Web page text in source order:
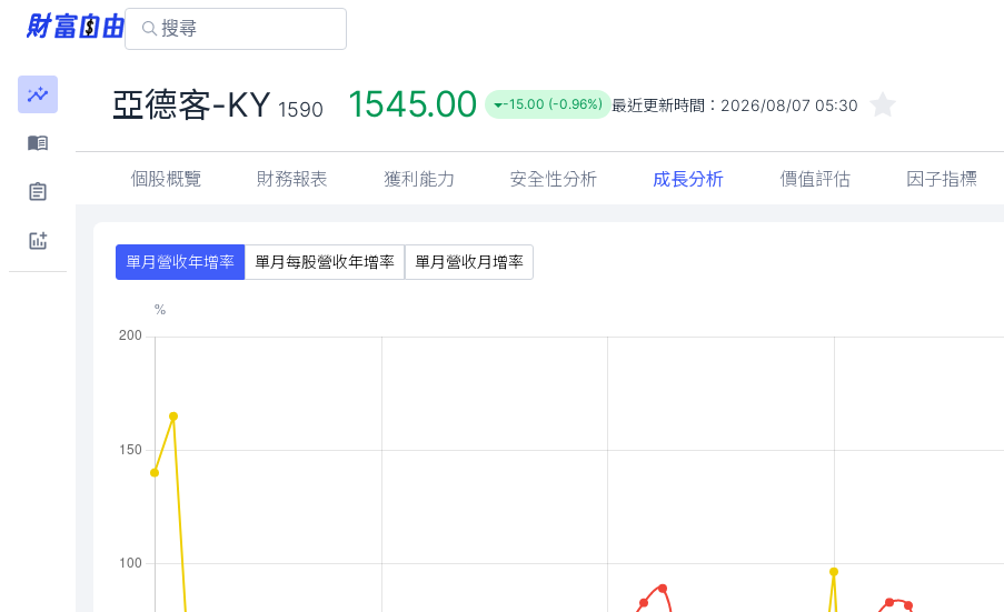
亞德客-KY 1590 1545.00 -15.00 (-0.96%) 最近更新時間： 2026/08/07 05:30
個股概覽 財務報表 獲利能力 安全性分析 成長分析 價值評估 因子指標
單月營收年增率 單月每股營收年增率 單月營收月增率